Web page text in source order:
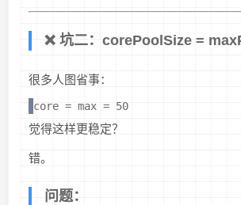
❌ 坑二：corePoolSize =
很多人图省事：
core = max = 50
觉得这样更稳定？
错。
问题：